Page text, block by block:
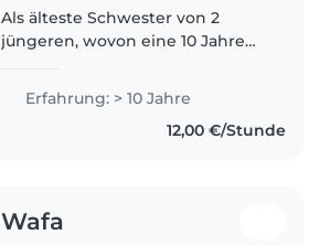
Als älteste Schwester von 2
jüngeren, wovon eine 10 Jahre
gelernt Verantwortung zu
übernehmen und mich zu
kümmern. Da mir es viel Freude
Erfahrung: > 10 Jahre
12,00 €/Stunde
Wafa